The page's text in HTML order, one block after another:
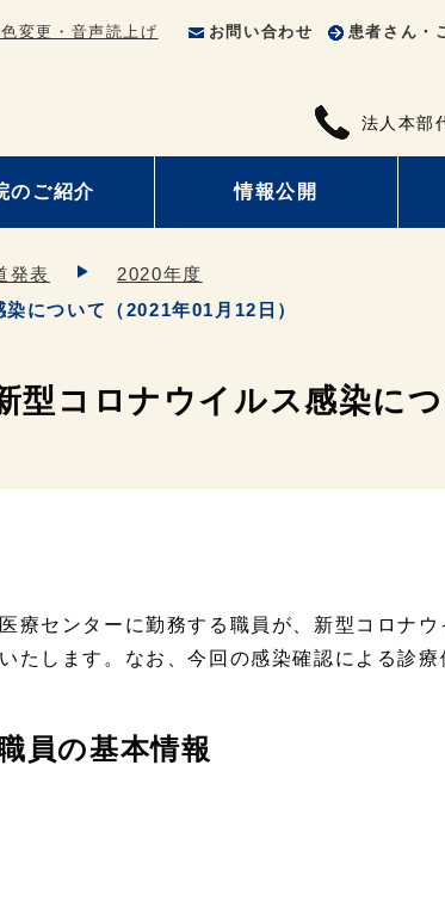
変更・音声読上げ お問い合わせ 患者さん・
法人本部
のご紹介 情報公開
発表
2020年度
について（2021年01月12日）
型コロナウイルス感染に
療センターに勤務する職員が、新型コロナウ
たします。なお、今回の感染確認による診療
員の基本情報